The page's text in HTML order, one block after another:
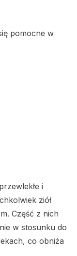
pomocne w
i
ziół
Część z nich
w stosunku do
co obniża